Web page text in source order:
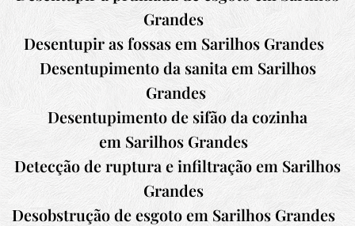
Grandes
Desentupir as fossas em Sarilhos Grandes
Desentupimento da sanita em Sarilhos
Grandes
Desentupimento de sifão da cozinha
em Sarilhos Grandes
Detecção de ruptura e infiltração em Sarilhos
Grandes
Desobstrução de esgoto em Sarilhos Grandes